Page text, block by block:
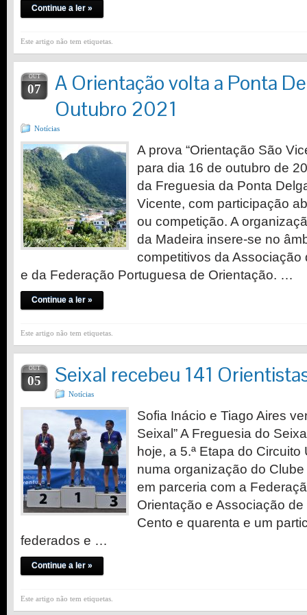
Continue a ler »
Este artigo não tem etiquetas.
OUT
07
A Orientação volta a Ponta
Outubro 2021
Notícias
A prova “Orientação São
para dia 16 de outubro de
da Freguesia da Ponta
Vicente, com participação
ou competição. A
da Madeira insere-se no
competitivos da Associação
e da Federação Portuguesa de Orientação. …
Continue a ler »
Este artigo não tem etiquetas.
OUT
05 Seixal recebeu 141
Notícias
Sofia Inácio e Tiago Aires
Seixal” A Freguesia do
hoje, a 5.ª Etapa do
numa organização do
em parceria com a
Orientação e Associação
Cento e quarenta e um
federados e …
Continue a ler »
Este artigo não tem etiquetas.